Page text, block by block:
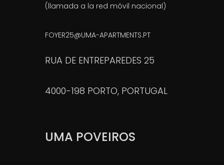
(llamada a la red móvil nacional)
FOYER25@UMA-APARTMENTS.PT
RUA DE ENTREPAREDES 25
4000-198 PORTO, PORTUGAL
UMA POVEIROS